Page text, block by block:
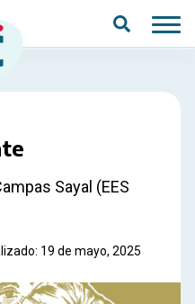
Sayal (EES
19 de mayo, 2025